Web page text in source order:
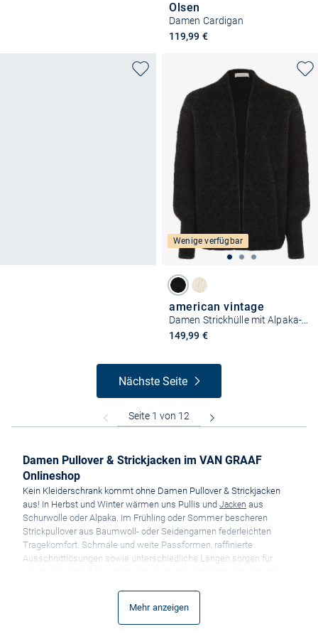
Olsen
Damen Cardigan
119,99 €
Wenige verfügbar
american vintage
Damen Strickhülle mit Alpaka-Anteil - Gilet East
149,99 €
Nächste Seite
Damen Pullover & Strickjacken im VAN GRAAF
Onlineshop
Kein Kleiderschrank kommt ohne Damen Pullover & Strickjacken
aus! In Herbst und Winter wärmen uns Pullis und Jacken aus
Schurwolle oder Alpaka. Im Frühling oder Sommer bescheren
Strickpullover aus Baumwoll- oder Seidengarnen federleichten
Tragekomfort. Schmale und weite Passformen, raffinierte
Ausschnittlösungen sowie unterschiedliche Längen sorgen für
zaubern weite Sweater zu Damen Boyfriend Jeans und Boots.
Elegant wirkt ein schmales Strickkleid zu Pumps. Statement-
Mehr anzeigen